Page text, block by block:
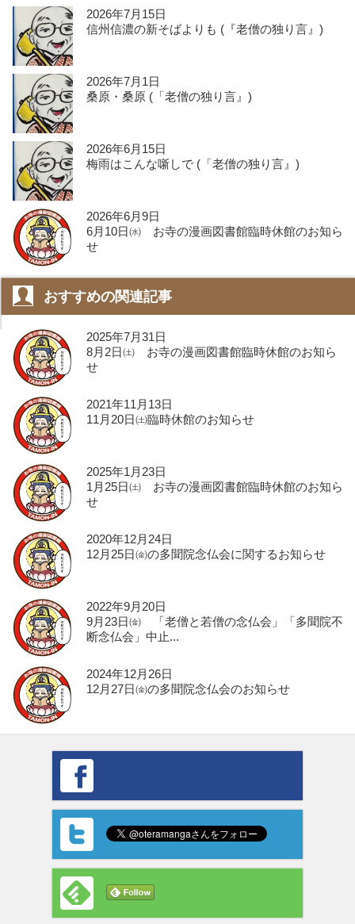
2026年7月15日
信州信濃の新そばよりも (『老僧の独り言』)
2026年7月1日
桑原・桑原 (「老僧の独り言』)
2026年6月15日
梅雨はこんな噺しで (「老僧の独り言』)
2026年6月9日
6月10日㈬ お寺の漫画図書館臨時休館のお知ら
せ
おすすめの関連記事
2025年7月31日
8月2日㈯ お寺の漫画図書館臨時休館のお知ら
せ
2021年11月13日
11月20日㈯臨時休館のお知らせ
2025年1月23日
1月25日㈯ お寺の漫画図書館臨時休館のお知ら
せ
2020年12月24日
12月25日㈮の多聞院念仏会に関するお知らせ
2022年9月20日
9月23日㈮ 「老僧と若僧の念仏会」「多聞院不
断念仏会」中止...
2024年12月26日
12月27日㈮の多聞院念仏会のお知らせ